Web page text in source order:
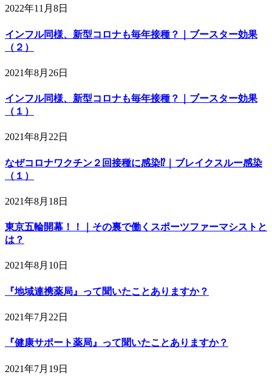
2022年11月8日
インフル同様、新型コロナも毎年接種？｜ブースター効果
（２）
2021年8月26日
インフル同様、新型コロナも毎年接種？｜ブースター効果
（１）
2021年8月22日
なぜコロナワクチン２回接種に感染⁉｜ブレイクスルー感染
（１）
2021年8月18日
東京五輪開幕！！｜その裏で働くスポーツファーマシストと
は？
2021年8月10日
『地域連携薬局』って聞いたことありますか？
2021年7月22日
『健康サポート薬局』って聞いたことありますか？
2021年7月19日